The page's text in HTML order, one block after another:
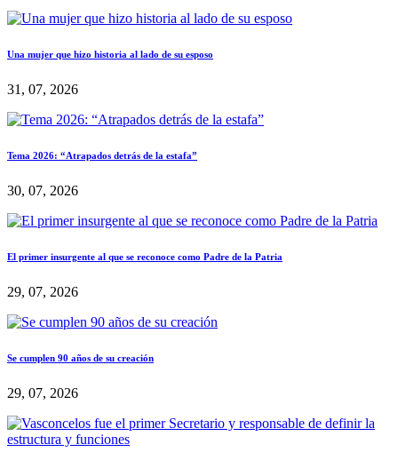
Una mujer que hizo historia al lado de su esposo
31, 07, 2026
Tema 2026: “Atrapados detrás de la estafa”
30, 07, 2026
El primer insurgente al que se reconoce como Padre de la Patria
29, 07, 2026
Se cumplen 90 años de su creación
29, 07, 2026